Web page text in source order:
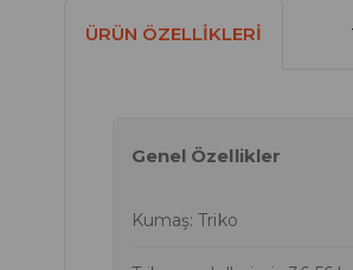
ÜRÜN ÖZELLIKLERI
Genel Özellikler
Kumaş: Triko